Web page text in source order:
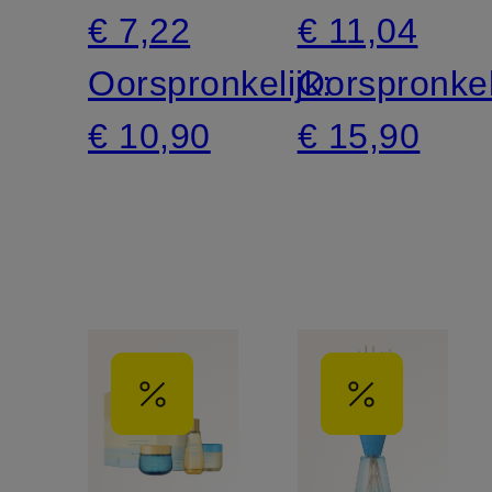
€ 7,22
Oorspronkelijk:
€ 10,90
€ 11,04
€ 15,90